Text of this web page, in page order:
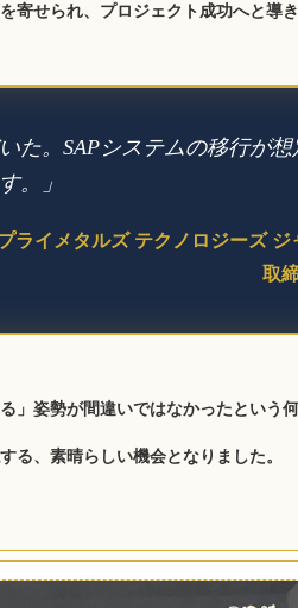
寄せられ、プロジェクト成功へと導き
た。SAPシステムの移行が
。」
ライメタルズ テクノロジーズ ジ
取
姿勢が間違いではなかったという何
る、素晴らしい機会となりました。